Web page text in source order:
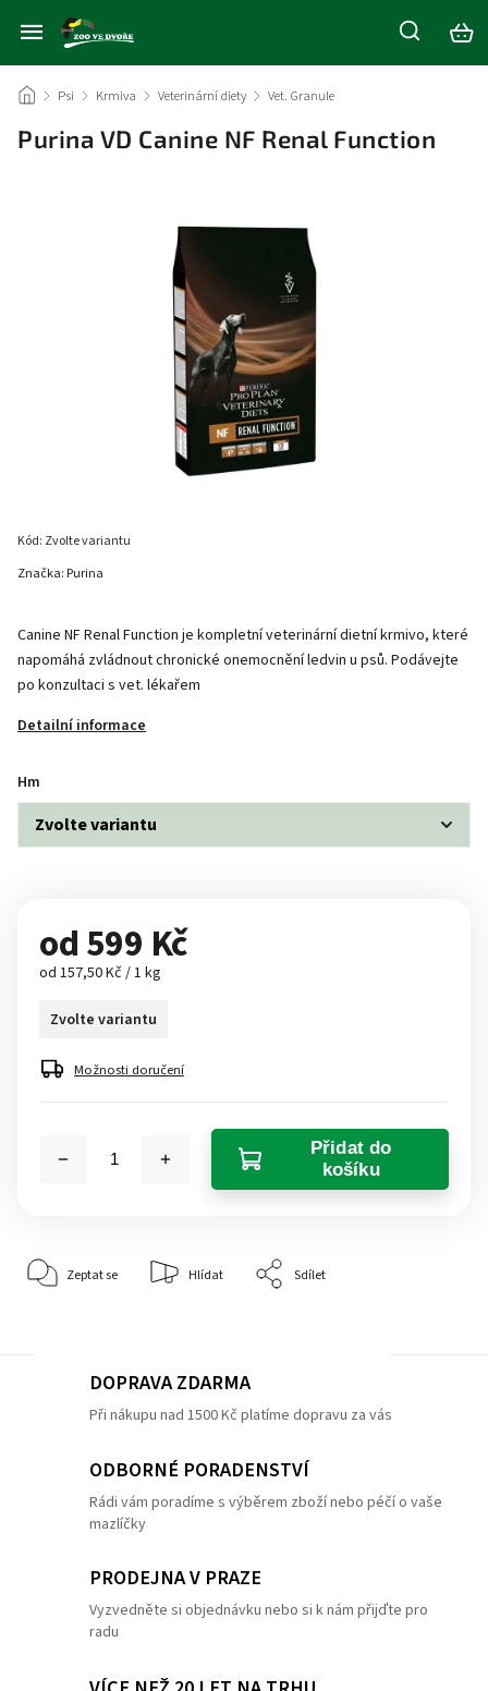
/ Psi / Krmiva / Veterinární diety / Vet. Granule
Purina VD Canine NF Renal Function
Kód: Zvolte variantu
Canine NF Renal Function je kompletní veterinární dietní krmivo, které
napomáhá zvládnout chronické onemocnění ledvin u psů. Podávejte
po konzultaci s vet. lékařem
Detailní informace
Značka: Purina
Hm
od599 Kč
od 157,50 Kč / 1 kg
Zvolte variantu
Možnosti doručení
Přidat do
košíku
Zeptat se Hlídat Sdílet
DOPRAVA ZDARMA
Při nákupu nad 1500 Kč platíme dopravu za vás
ODBORNÉ PORADENSTVÍ
Rádi vám poradíme s výběrem zboží nebo péčí o vaše
mazlíčky
PRODEJNA V PRAZE
Vyzvedněte si objednávku nebo si k nám přijďte pro
radu